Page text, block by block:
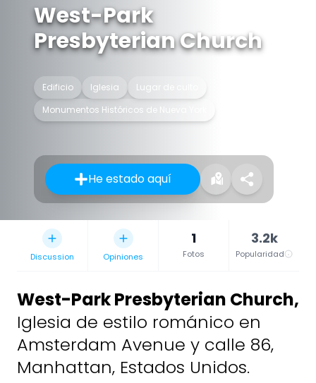
West-Park
Presbyterian Church
Edificio Iglesia
Lugar de culto
Monumentos Históricos de Nueva York
He estado aquí
Discussion Opiniones
1
Fotos
3.2k
Popularidad
West-Park Presbyterian Church,
Iglesia de estilo románico en
Amsterdam Avenue y calle 86,
Manhattan, Estados Unidos.